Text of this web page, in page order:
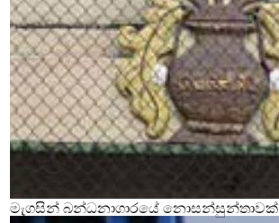
මැගසින් බන්ධනාගාරයේ නොසන්සුන්තාවක්